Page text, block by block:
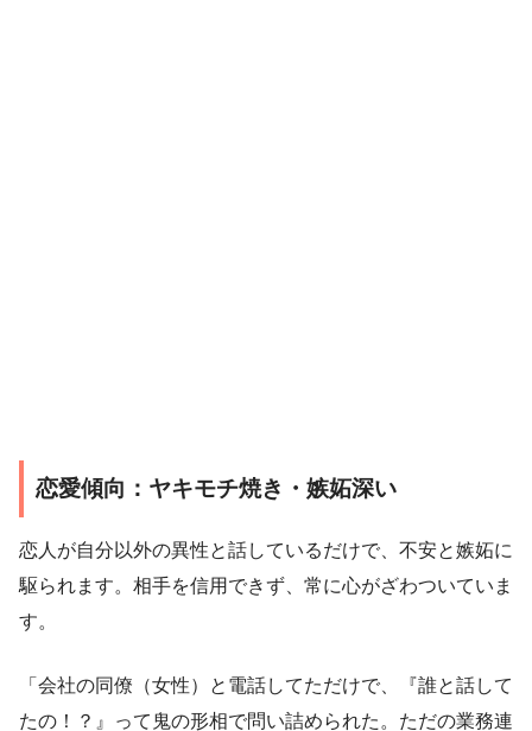
恋愛傾向：ヤキモチ焼き・嫉妬深い
恋人が自分以外の異性と話しているだけで、不安と嫉妬に
駆られます。相手を信用できず、常に心がざわついていま
す。
「会社の同僚（女性）と電話してただけで、『誰と話して
たの！？』って鬼の形相で問い詰められた。ただの業務連